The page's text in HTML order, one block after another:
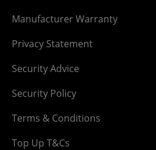
Manufacturer Warranty
Privacy Statement
Security Advice
Security Policy
Terms & Conditions
Top Up T&Cs